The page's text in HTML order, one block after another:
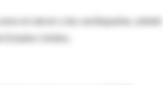
el cáncer y las cardiopatías, señaló
Unidos.